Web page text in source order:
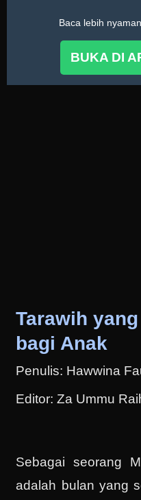
Baca lebih
BUKA DI
Tarbiyatul Aulad
Tarawih
bagi Anak
Penulis: Hawwina
Editor: Za Ummu
Sebagai seorang
adalah bulan yang